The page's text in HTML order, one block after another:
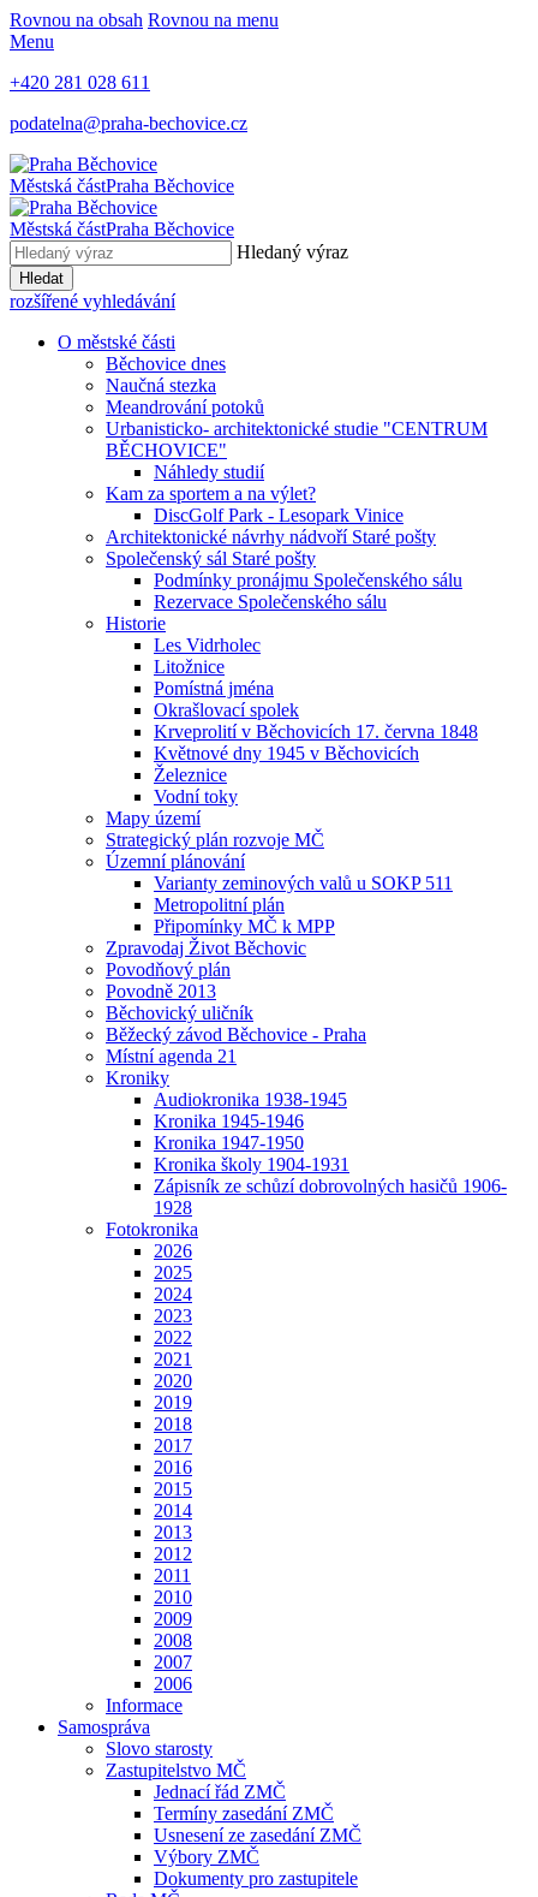
Rovnou na obsah Rovnou na menu
Menu
+420 281 028 611
podatelna@praha-bechovice.cz
Městská částPraha Běchovice
Městská částPraha Běchovice
Hledaný výraz
Hledat
rozšířené vyhledávání
O městské části
Běchovice dnes
Naučná stezka
Meandrování potoků
Urbanisticko- architektonické studie "CENTRUM
BĚCHOVICE"
Náhledy studií
Kam za sportem a na výlet?
DiscGolf Park - Lesopark Vinice
Architektonické návrhy nádvoří Staré pošty
Společenský sál Staré pošty
Podmínky pronájmu Společenského sálu
Rezervace Společenského sálu
Historie
Les Vidrholec
Litožnice
Pomístná jména
Okrašlovací spolek
Krveprolití v Běchovicích 17. června 1848
Květnové dny 1945 v Běchovicích
Železnice
Vodní toky
Mapy území
Strategický plán rozvoje MČ
Územní plánování
Varianty zeminových valů u SOKP 511
Metropolitní plán
Připomínky MČ k MPP
Zpravodaj Život Běchovic
Povodňový plán
Povodně 2013
Běchovický uličník
Běžecký závod Běchovice - Praha
Místní agenda 21
Kroniky
Audiokronika 1938-1945
Kronika 1945-1946
Kronika 1947-1950
Kronika školy 1904-1931
Zápisník ze schůzí dobrovolných hasičů 1906-
1928
Fotokronika
2026
2025
2024
2023
2022
2021
2020
2019
2018
2017
2016
2015
2014
2013
2012
2011
2010
2009
2008
2007
2006
Informace
Samospráva
Slovo starosty
Zastupitelstvo MČ
Jednací řád ZMČ
Termíny zasedání ZMČ
Usnesení ze zasedání ZMČ
Výbory ZMČ
Dokumenty pro zastupitele